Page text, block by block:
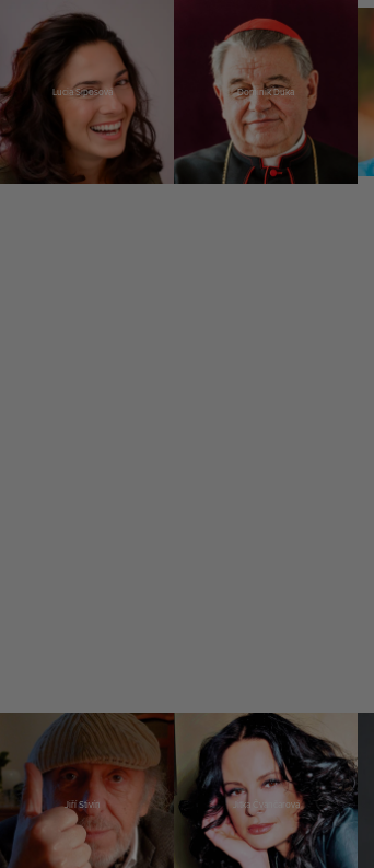
Lucia Siposová Dominik Duka
Jiří Stivín Jitka Čvančarová